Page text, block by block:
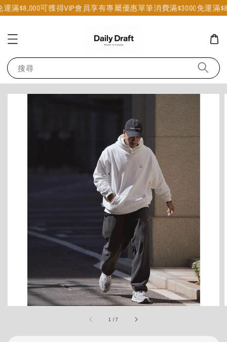
滿$8,000可獲得VIP會員享有專屬優惠單筆消費滿$3000免運滿
搜尋
1 /7